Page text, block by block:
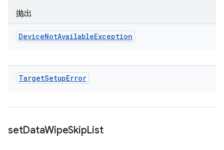
抛出
DeviceNotAvailableException
TargetSetupError
setDataWipeSkipList